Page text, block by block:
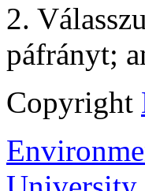
2.
páfrányt;
Copyright